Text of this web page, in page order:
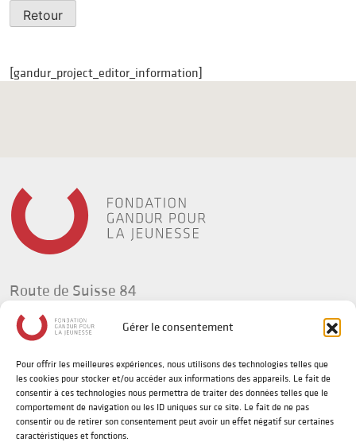
Gérer le consentement
Pour offrir les meilleures expériences, nous utilisons des technologies telles que
les cookies pour stocker et/ou accéder aux informations des appareils. Le fait de
consentir à ces technologies nous permettra de traiter des données telles que le
comportement de navigation ou les ID uniques sur ce site. Le fait de ne pas
consentir ou de retirer son consentement peut avoir un effet négatif sur certaines
caractéristiques et fonctions.
Retour
[gandur_project_editor_information]
Route de Suisse 84
1295 Tannay
Suisse
t +41(0) 58 702 92 34
info@fg-jeunesse.org
Politique de confidentialité